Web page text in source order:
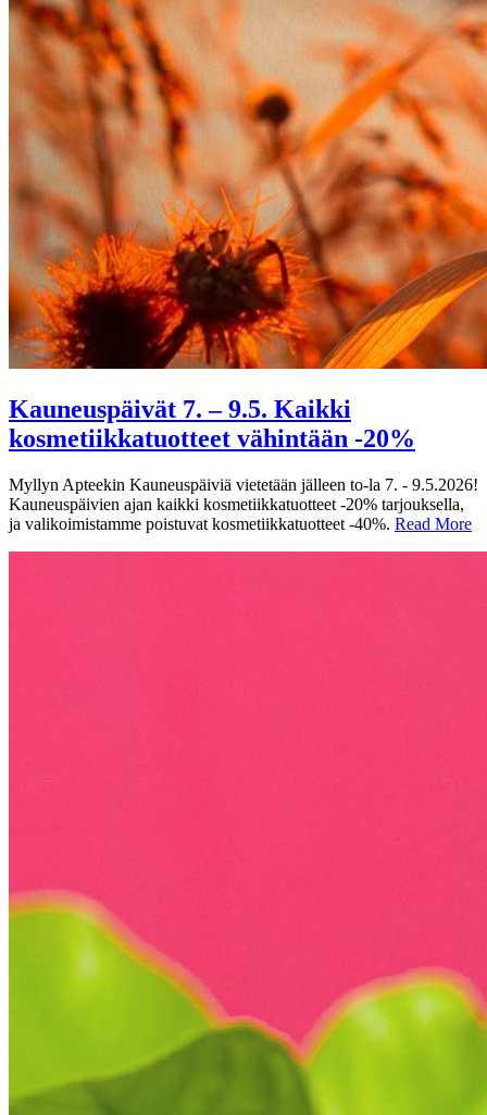
Kauneuspäivät 7. – 9.5. Kaikki
kosmetiikkatuotteet vähintään -20%
Myllyn Apteekin Kauneuspäiviä vietetään jälleen to-la 7. - 9.5.2026!
Kauneuspäivien ajan kaikki kosmetiikkatuotteet -20% tarjouksella,
ja valikoimistamme poistuvat kosmetiikkatuotteet -40%. Read More